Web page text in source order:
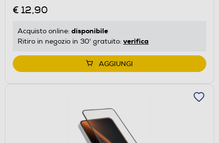
€ 12,90
Acquisto online: disponibile
Ritiro in negozio in 30' gratuito: verifica
AGGIUNGI